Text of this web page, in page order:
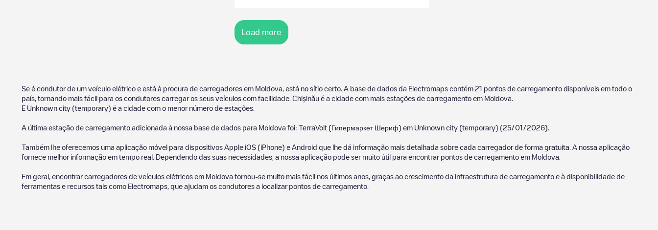
Load more
Se é condutor de um veículo elétrico e está à procura de carregadores em Moldova , está no sítio certo. A base de dados da Electromaps contém 21 pontos de carregamento disponíveis em todo o
país, tornando mais fácil para os condutores carregar os seus veículos com facilidade. Chișinău é a cidade com mais estações de carregamento em Moldova
E Unknown city (temporary) é a cidade com o menor número de estações.
A última estação de carregamento adicionada à nossa base de dados para Moldova foi: TerraVolt (Гипермаркет Шериф) em Unknown city (temporary) (25/01/2026).
Também lhe oferecemos uma aplicação móvel para dispositivos Apple iOS (iPhone) e Android que lhe dá informação mais detalhada sobre cada carregador de forma gratuita. A nossa aplicação
fornece melhor informação em tempo real. Dependendo das suas necessidades, a nossa aplicação pode ser muito útil para encontrar pontos de carregamento em Moldova
Em geral, encontrar carregadores de veículos elétricos em Moldova tornou-se muito mais fácil nos últimos anos, graças ao crescimento da infraestrutura de carregamento e à disponibilidade de
ferramentas e recursos tais como Electromaps, que ajudam os condutores a localizar pontos de carregamento.